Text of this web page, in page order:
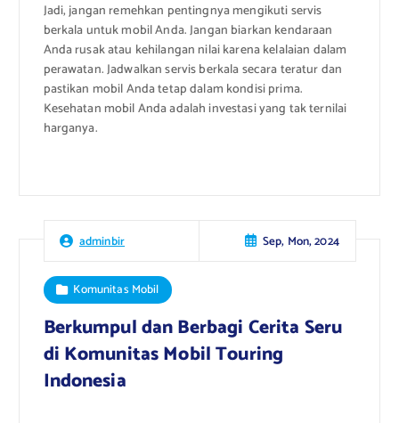
Jadi, jangan remehkan pentingnya mengikuti servis
berkala untuk mobil Anda. Jangan biarkan kendaraan
Anda rusak atau kehilangan nilai karena kelalaian dalam
perawatan. Jadwalkan servis berkala secara teratur dan
pastikan mobil Anda tetap dalam kondisi prima.
Kesehatan mobil Anda adalah investasi yang tak ternilai
harganya.
adminbir Sep, Mon, 2024
Komunitas Mobil
Berkumpul dan Berbagi Cerita Seru
di Komunitas Mobil Touring
Indonesia